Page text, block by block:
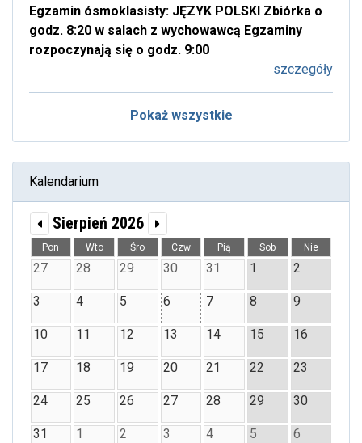
Egzamin ósmoklasisty: JĘZYK POLSKI Zbiórka o
godz. 8:20 w salach z wychowawcą Egzaminy
rozpoczynają się o godz. 9:00
szczegóły
Pokaż wszystkie
Kalendarium
Sierpień 2026
Pon Wto Śro Czw Pią Sob Nie
27 28 29 30 31 1 2
3 4 5 6 7 8 9
10 11 12 13 14 15 16
17 18 19 20 21 22 23
24 25 26 27 28 29 30
31 1 2 3 4 5 6